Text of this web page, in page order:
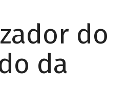
do
da